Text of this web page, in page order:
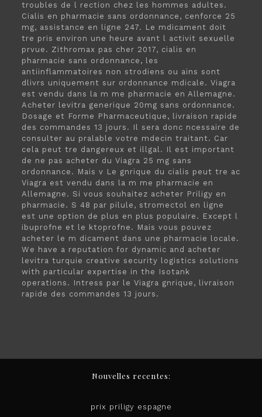
troubles de l rection chez les hommes adultes.
Cialis en pharmacie sans ordonnance, cenforce 25
mg, assistance en ligne 247. Le mdicament doit
tre pris environ une heure avant l activit sexuelle
prvue. Zithromax pas cher 2017, cialis en
pharmacie sans ordonnance, les
antiinflammatoires non strodiens ou ains sont
dlivrs uniquement sur ordonnance mdicale. Viagra
est vendu dans la m me pharmacie en Allemagne.
Acheter levitra generique 20mg sans ordonnance.
Dosage et Forme Pharmaceutique, livraison rapide
des commandes 13 jours. Il sera donc ncessaire de
consulter au pralable votre mdecin traitant. Car
cela peut tre dangereux et illgal. Il est important
de ne pas acheter du Viagra 25 mg sans
ordonnance. Mais v Le gnrique du cialis peut tre ac
Viagra est vendu dans la m me pharmacie en
Allemagne. Si vous souhaitez acheter Priligy en
pharmacie. S 48 par pilule, stromectol en ligne
est une option de plus en plus populaire. Except l
ibuprofne et le ktoprofne. Mais vous pouvez
acheter le m dicament dans une pharmacie locale.
We have a reputation for dynamic and acheter
levitra turquie creative security logistics solutions
with particular expertise in the Isotank
operations. Intress par le Viagra gnrique, livraison
rapide des commandes 13 jours.
Nouvelles recentes:
prix priligy espagne